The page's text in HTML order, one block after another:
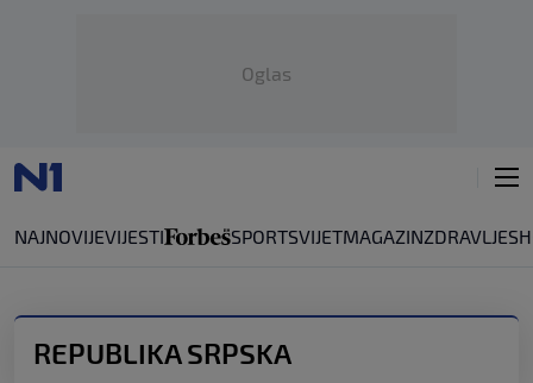
Oglas
NAJNOVIJEVIJESTI SPORTSVIJETMAGAZINZDRAVLJE
REPUBLIKA SRPSKA